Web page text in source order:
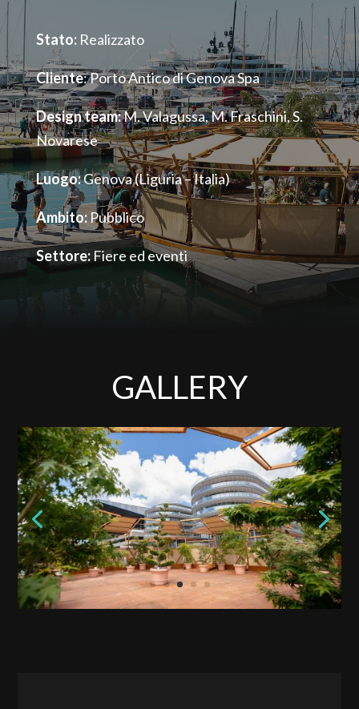
Stato: Realizzato
Cliente: Porto Antico di Genova Spa
Design team:M. Valagussa, M. Fraschini, S.
Novarese
Luogo:Genova (Liguria – Italia)
Ambito:Pubblico
Settore:Fiere ed eventi
GALLERY